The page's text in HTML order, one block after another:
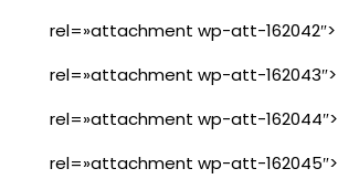
rel=»attachment wp-att-162042″>
rel=»attachment wp-att-162043″>
rel=»attachment wp-att-162044″>
rel=»attachment wp-att-162045″>